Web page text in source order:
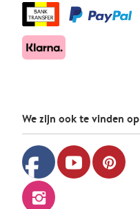
We zijn ook te vinden op
facebook youtube pinterest
instagram